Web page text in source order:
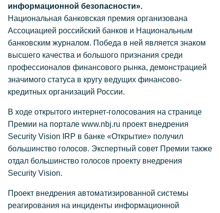
информационной безопасности».
Национальная банковская премия организована
Ассоциацией российский банков и Национальным
банковским журналом. Победа в ней является знаком
высшего качества и большого признания среди
профессионалов финансового рынка, демонстрацией
значимого статуса в кругу ведущих финансово-
кредитных организаций России.
В ходе открытого интернет-голосования на странице
Премии на портале www.nbj.ru проект внедрения
Security Vision IRP в банке «Открытие» получил
большинство голосов. Экспертный совет Премии также
отдал большинство голосов проекту внедрения
Security Vision.
Проект внедрения автоматизированной системы
реагирования на инциденты информационной